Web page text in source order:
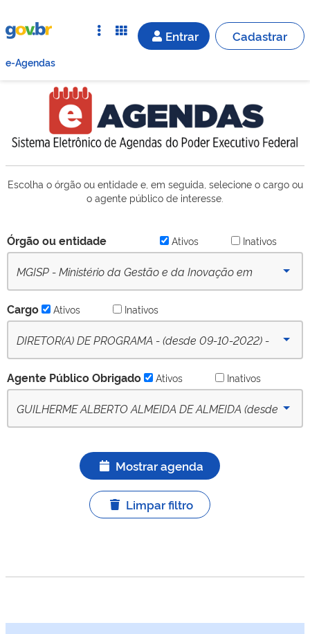
Entrar Cadastrar
e-Agendas
Escolha o órgão ou entidade e, em seguida, selecione o cargo ou
o agente público de interesse.
Órgão ou entidade Ativos Inativos
MGISP - Ministério da Gestão e da Inovação em
Cargo Ativos Inativos
DIRETOR(A) DE PROGRAMA - (desde 09-10-2022) -
Agente Público Obrigado Ativos Inativos
GUILHERME ALBERTO ALMEIDA DE ALMEIDA (desde
Mostrar agenda
Limpar filtro